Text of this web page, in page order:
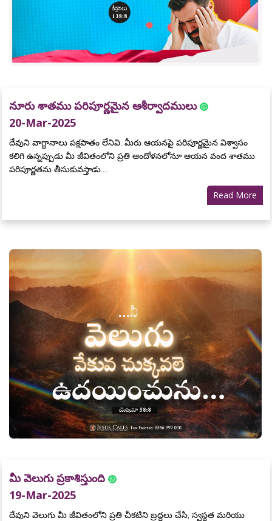
నూరు శాతము పరిపూర్ణమైన ఆశీర్వాదములు
20-Mar-2025
దేవుని వాగ్దానాలు పక్షపాతం లేనివి. మీరు ఆయనపై పరిపూర్ణమైన విశ్వాసం
కలిగి ఉన్నప్పుడు మీ జీవితంలోని ప్రతి ఆందోళనలోనూ ఆయన వంద శాతము
పరిపూర్ణతను తీసుకువస్తాడు....
Read More
మీ వెలుగు ప్రకాశిస్తుంది
19-Mar-2025
దేవుని వెలుగు మీ జీవితంలోని ప్రతి చీకటిని బ్రద్ధలు చేసి, స్వస్థత మరియు